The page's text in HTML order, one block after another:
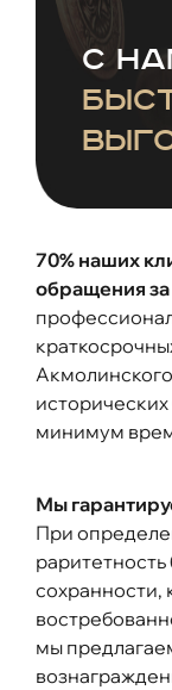
С
70% наших
обращения
Акмолинского
минимум
Мы
При
сохранности,
мы